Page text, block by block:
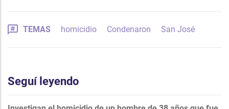
TEMAS homicidio Condenaron San José
Seguí leyendo